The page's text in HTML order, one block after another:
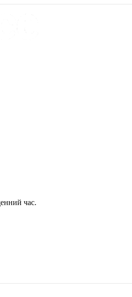
час.